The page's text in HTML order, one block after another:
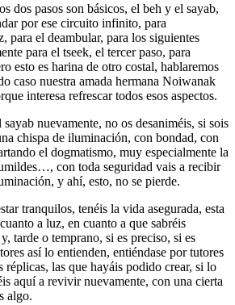
dos pasos son básicos, el beh y el sayab,
por ese circuito infinito, para
para el deambular, para los siguientes
para el tseek, el tercer paso, para
esto es harina de otro costal, hablaremos
caso nuestra amada hermana Noiwanak
interesa refrescar todos esos aspectos.
nuevamente, no os desaniméis, si sois
chispa de iluminación, con bondad, con
el dogmatismo, muy especialmente la
con toda seguridad vais a recibir
y ahí, esto, no se pierde.
tranquilos, tenéis la vida asegurada, esta
a luz, en cuanto a que sabréis
tarde o temprano, si es preciso, si es
así lo entienden, entiéndase por tutores
réplicas, las que hayáis podido crear, si lo
aquí a revivir nuevamente, con una cierta
algo.